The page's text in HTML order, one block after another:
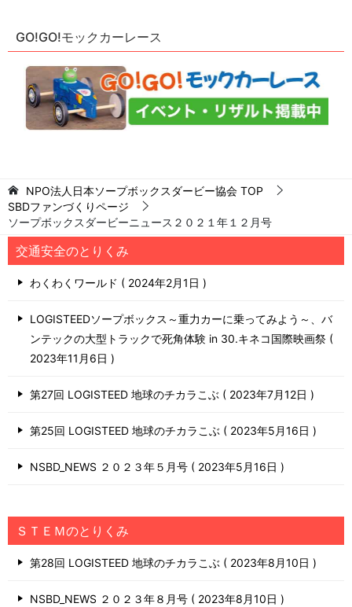
GO!GO!モックカーレース
NPO法人日本ソープボックスダービー協会 TOP
SBDファンづくりページ
ソープボックスダービーニュース２０２１年１２月号
交通安全のとりくみ
わくわくワールド 2024年2月1日
LOGISTEEDソープボックス～重力カーに乗ってみよう～、バ
ンテックの大型トラックで死角体験 in 30.キネコ国際映画祭
2023年11月6日
第27回 LOGISTEED 地球のチカラこぶ 2023年7月12日
第25回 LOGISTEED 地球のチカラこぶ 2023年5月16日
NSBD_NEWS ２０２３年５月号 2023年5月16日
ＳＴＥＭのとりくみ
第28回 LOGISTEED 地球のチカラこぶ 2023年8月10日
NSBD_NEWS ２０２３年８月号 2023年8月10日